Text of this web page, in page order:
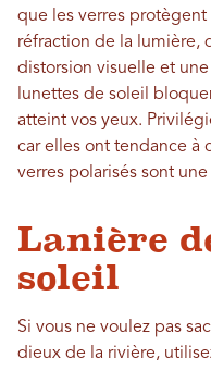
que les verres protègent
réfraction de la lumière,
distorsion visuelle et
lunettes de soleil
atteint vos yeux.
car elles ont tendance à
verres polarisés sont
Lanière
soleil
Si vous ne voulez pas
dieux de la rivière,